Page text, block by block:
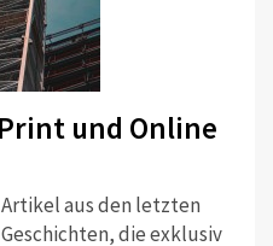
und Online
aus den letzten
die exklusiv